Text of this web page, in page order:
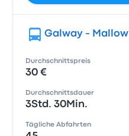
Galway - Mallow
Durchschnittspreis
30 €
Durchschnittsdauer
3Std. 30Min.
Tägliche Abfahrten